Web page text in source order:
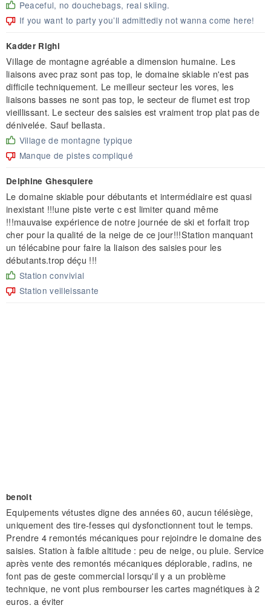
Peaceful, no douchebags, real skiing.
If you want to party you’ll admittedly not wanna come here!
Kadder Righi
Village de montagne agréable a dimension humaine. Les
liaisons avec praz sont pas top, le domaine skiable n'est pas
difficile techniquement. Le meilleur secteur les vores, les
liaisons basses ne sont pas top, le secteur de flumet est trop
vieillissant. Le secteur des saisies est vraiment trop plat pas de
dénivelée. Sauf bellasta.
Village de montagne typique
Manque de pistes compliqué
Delphine Ghesquiere
Le domaine skiable pour débutants et intermédiaire est quasi
inexistant !!!une piste verte c est limiter quand même
!!!mauvaise expérience de notre journée de ski et forfait trop
cher pour la qualité de la neige de ce jour!!!Station manquant
un télécabine pour faire la liaison des saisies pour les
débutants.trop déçu !!!
Station convivial
Station veilleissante
benoit
Equipements vétustes digne des années 60, aucun télésiège,
uniquement des tire-fesses qui dysfonctionnent tout le temps.
Prendre 4 remontés mécaniques pour rejoindre le domaine des
saisies. Station à faible altitude : peu de neige, ou pluie. Service
après vente des remontés mécaniques déplorable, radins, ne
font pas de geste commercial lorsqu'il y a un problème
technique, ne vont plus rembourser les cartes magnétiques à 2
euros. a éviter